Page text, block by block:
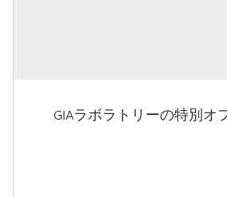
GIAラボラトリーの特別オ